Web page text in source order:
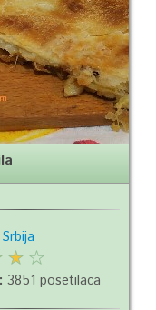
Srbija
3851 posetilaca